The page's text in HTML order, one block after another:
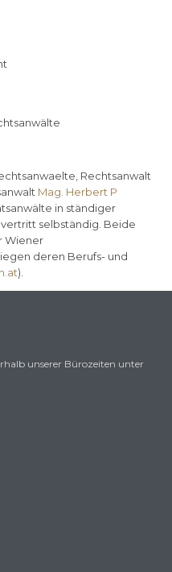
Rechtsanwalt
Mag. Herbert P
in ständiger
selbständig. Beide
Wiener
deren Berufs- und
).
unserer Bürozeiten unter